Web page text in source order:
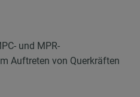
und MPR-
Auftreten von Querkräften